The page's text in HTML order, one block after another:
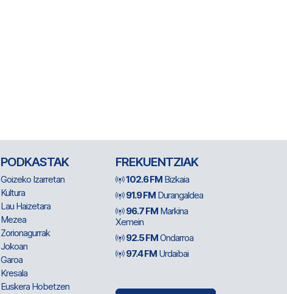
PODKASTAK
Goizeko Izarretan
Kultura
Lau Haizetara
Mezea
Zorionagurrak
Jokoan
Garoa
Kresala
Euskera Hobetzen
FREKUENTZIAK
102.6 FM Bizkaia
91.9 FM Durangaldea
96.7 FM Markina
Xemein
92.5 FMOndarroa
97.4 FM Urdaibai